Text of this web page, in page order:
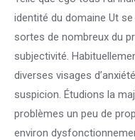
identité du domaine Ut
sortes de nombreux du
subjectivité.
diverses visages
suspicion. Étudions la
problèmes un peu de
environ